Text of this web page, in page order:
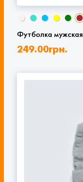
Футболка мужская
249.00грн.